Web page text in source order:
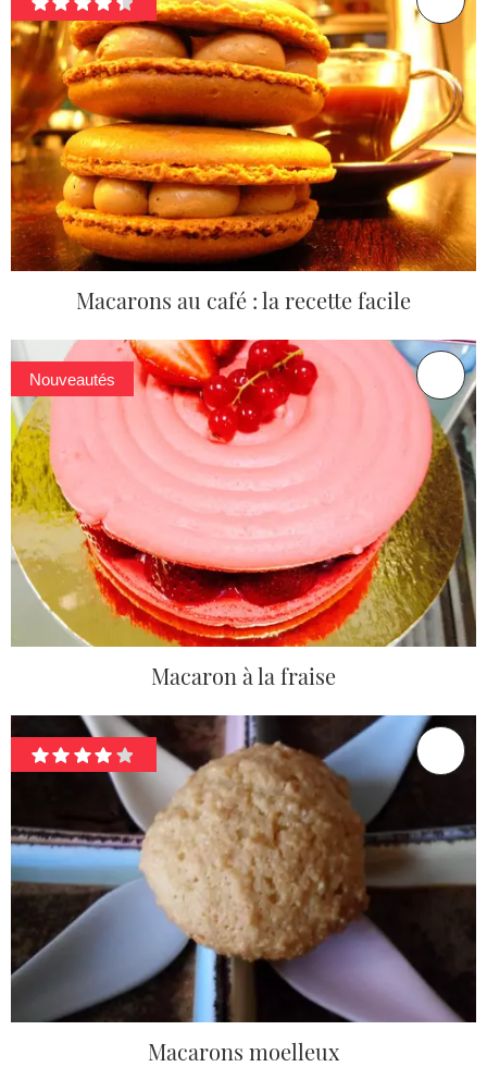
Macarons au café : la recette facile
Nouveautés
Macaron à la fraise
Macarons moelleux